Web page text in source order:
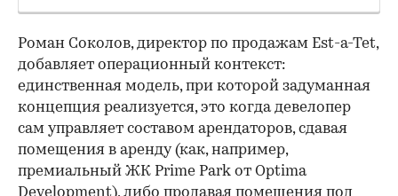
Роман Соколов, директор по продажам Est-a-Tet,
добавляет операционный контекст:
единственная модель, при которой задуманная
концепция реализуется, это когда девелопер
сам управляет составом арендаторов, сдавая
помещения в аренду (как, например,
премиальный ЖК Prime Park от Optima
Development), либо продавая помещения под